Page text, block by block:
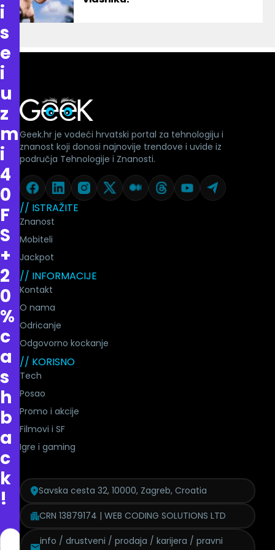
i
s
e
i
u
z
m
i
4
0
F
S
+
2
0
%
c
a
s
h
b
a
c
k
!
// ISTRAŽITE
Znanost
Mobiteli
Jackpot
// INFORMACIJE
Kontakt
O nama
Odricanje
Odgovorno kockanje
// KORISNO
Tech
Posao
Promo i akcije
Filmovi i SF
Igre i gaming
Geek.hr je vodeći hrvatski portal za tehnologiju i
znanost koji donosi najnovije trendove i uvide iz
područja Tehnologije i Znanosti.
Savska cesta 32, 10000, Zagreb, Croatia
CRN 13879174 | WEB CODING SOLUTIONS LTD
info / drustveni / prodaja / karijera / pravni